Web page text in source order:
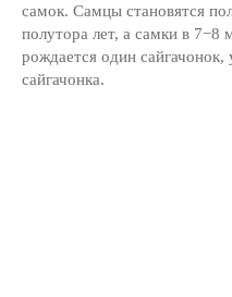
самок. Самцы становятся
полутора лет, а самки в
рождается один
сайгачонка.